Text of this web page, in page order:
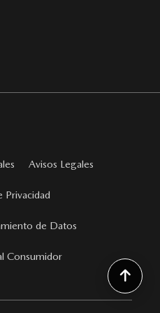
Avisos Legales
Privacidad
de Datos
Consumidor